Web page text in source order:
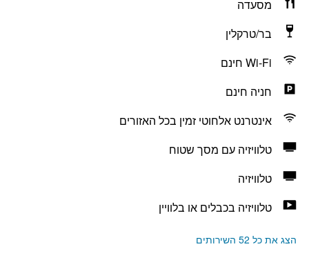
מסעדה
בר/טרקלין
Wi-Fi חינם
חניה חינם
אינטרנט אלחוטי זמין בכל האזורים
טלוויזיה עם מסך שטוח
טלוויזיה
טלוויזיה בכבלים או בלוויין
הצג את כל 52 השירותים